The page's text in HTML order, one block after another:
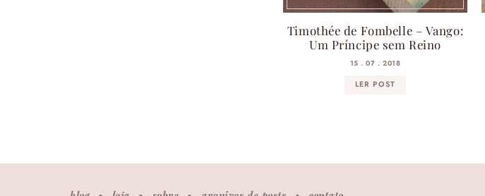
Timothée de Fombelle – Vango:
Um Príncipe sem Reino
15 . 07 . 2018
LER POST